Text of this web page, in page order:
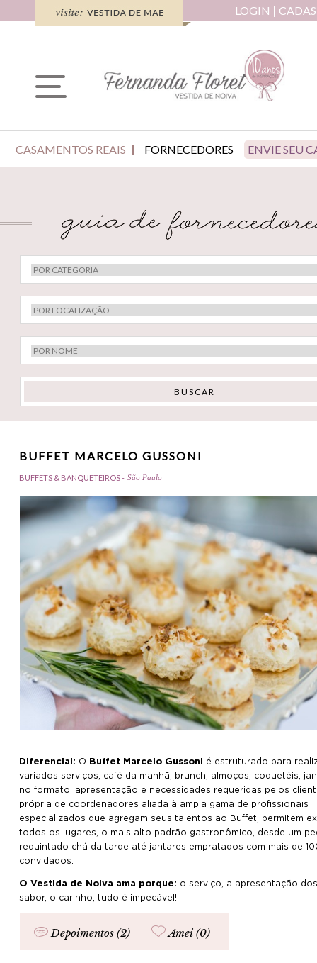
LOGIN
CASAMENTOS REAIS FORNECEDORES ENVIE SEU
BUFFET MARCELO GUSSONI
BUFFETS & BANQUETEIROS - São Paulo
Diferencial: O Buffet Marcelo Gussoni é estruturado para
variados serviços, café da manhã, brunch, almoços, coquetéis,
no formato, apresentação e necessidades requeridas pelos
própria de coordenadores aliada à ampla gama de profissionais
especializados que agregam seus talentos ao Buffet, permitem
todos os lugares, o mais alto padrão gastronômico, desde um
requintado chá da tarde até jantares empratados com mais de
convidados.
O Vestida de Noiva ama porque: o serviço, a apresentação
sabor, o carinho, tudo é impecável!
Depoimentos (2) Amei (0)